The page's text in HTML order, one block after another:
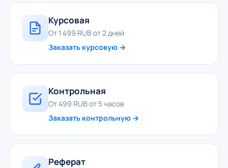
Курсовая
От 1 499 RUB от 2 дней
Заказать курсовую →
Контрольная
От 499 RUB от 5 часов
Заказать контрольную →
Реферат